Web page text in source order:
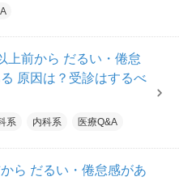
上前から だるい・倦怠
原因は？受診はするべ
系 内科系 医療Q&A
ら だるい・倦怠感があ